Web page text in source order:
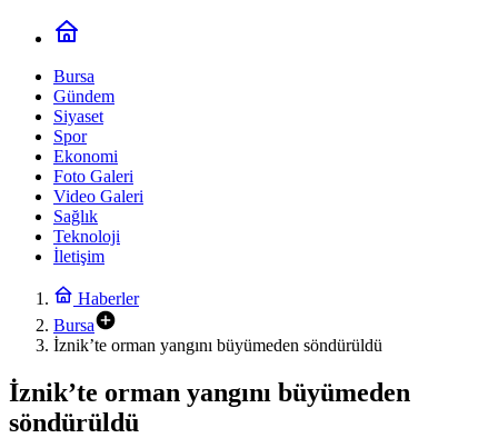
Bursa
Gündem
Siyaset
Spor
Ekonomi
Foto Galeri
Video Galeri
Sağlık
Teknoloji
İletişim
Haberler
Bursa
İznik’te orman yangını büyümeden söndürüldü
İznik’te orman yangını büyümeden
söndürüldü